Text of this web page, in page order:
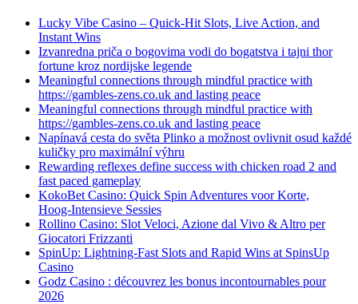
Lucky Vibe Casino – Quick‑Hit Slots, Live Action, and
Instant Wins
Izvanredna priča o bogovima vodi do bogatstva i tajni thor
fortune kroz nordijske legende
Meaningful connections through mindful practice with
https://gambles-zens.co.uk and lasting peace
Meaningful connections through mindful practice with
https://gambles-zens.co.uk and lasting peace
Napínavá cesta do světa Plinko a možnost ovlivnit osud každé
kuličky pro maximální výhru
Rewarding reflexes define success with chicken road 2 and
fast paced gameplay
KokoBet Casino: Quick Spin Adventures voor Korte,
Hoog‑Intensieve Sessies
Rollino Casino: Slot Veloci, Azione dal Vivo & Altro per
Giocatori Frizzanti
SpinUp: Lightning‑Fast Slots and Rapid Wins at SpinsUp
Casino
Godz Casino : découvrez les bonus incontournables pour
2026